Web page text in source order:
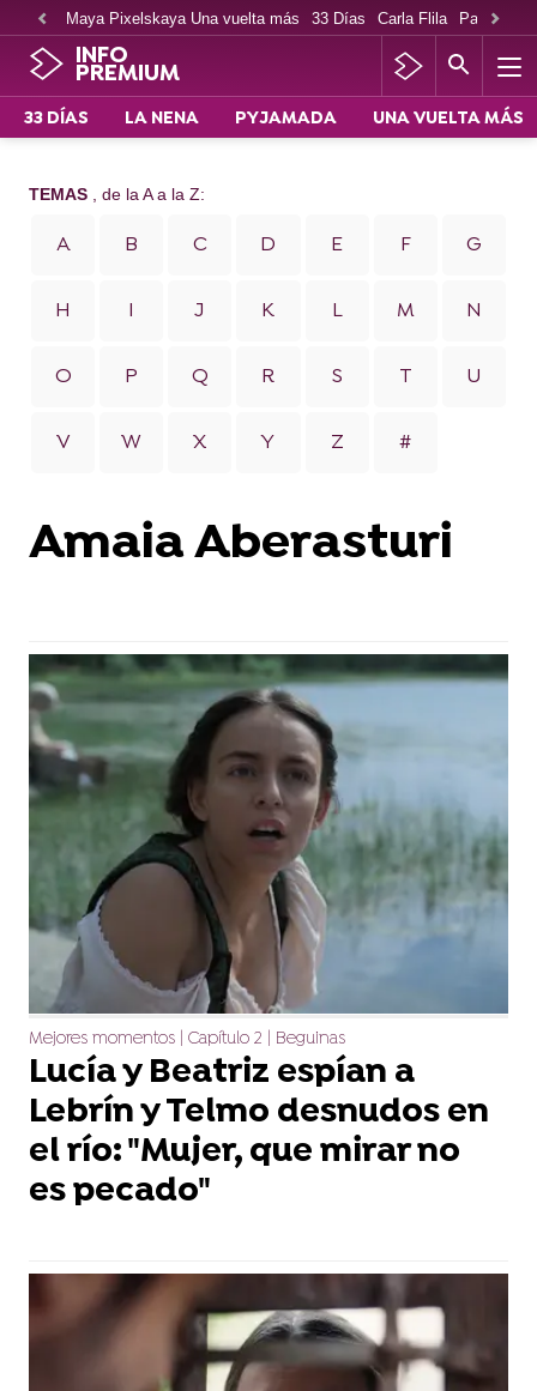
Maya Pixelskaya Una vuelta más 33 Días Carla Flila Paco
INFO
PREMIUM
33 DÍAS LA NENA PYJAMADA UNA VUELTA MÁS
TEMAS , de la A a la Z:
A B C D E F G
H I J K L M N
O P Q R S T U
V W X Y Z #
Amaia Aberasturi
Mejores momentos | Capítulo 2 | Beguinas
Lucía y Beatriz espían a
Lebrín y Telmo desnudos en
el río: "Mujer, que mirar no
es pecado"